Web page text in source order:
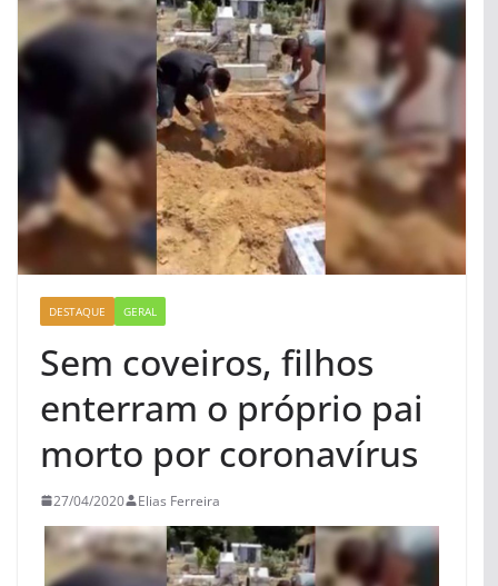
DESTAQUE GERAL
Sem coveiros, filhos
enterram o próprio pai
morto por coronavírus
27/04/2020 Elias Ferreira